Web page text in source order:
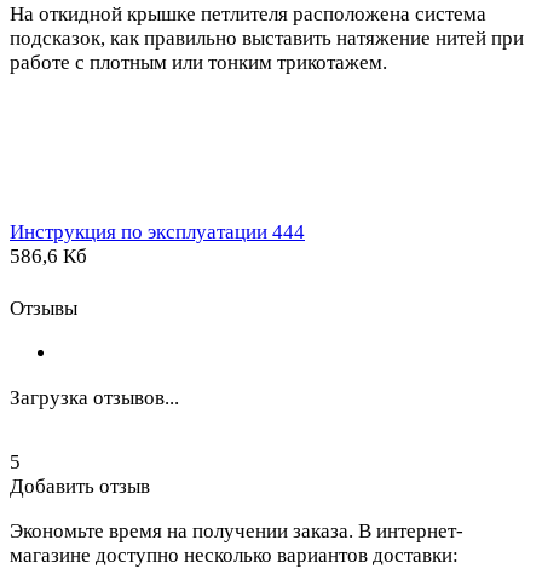
На откидной крышке петлителя расположена система
подсказок, как правильно выставить натяжение нитей при
работе с плотным или тонким трикотажем.
Инструкция по эксплуатации 444
586,6 Кб
Отзывы
Загрузка отзывов...
5
Добавить отзыв
Экономьте время на получении заказа. В интернет-
магазине доступно несколько вариантов доставки: